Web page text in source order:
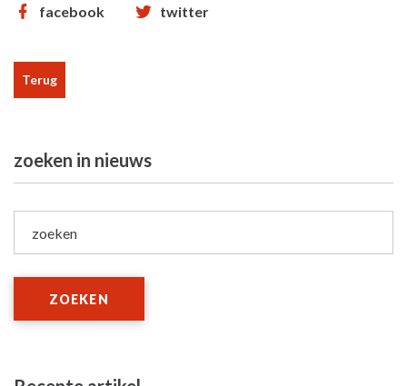
facebook twitter
Terug
zoeken in nieuws
zoeken
ZOEKEN